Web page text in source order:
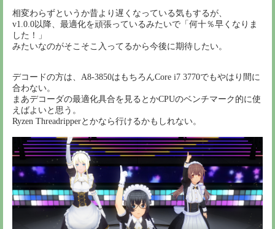
相変わらずというか昔より遅くなっている気もするが、
v1.0.0以降、最適化を頑張っているみたいで「何十％早くなりま
した！」
みたいなのがそこそこ入ってるから今後に期待したい。
デコードの方は、A8-3850はもちろんCore i7 3770でもやはり間に
合わない。
まあデコーダの最適化具合を見るとかCPUのベンチマーク的に使
えばよいと思う。
Ryzen Threadripperとかなら行けるかもしれない。